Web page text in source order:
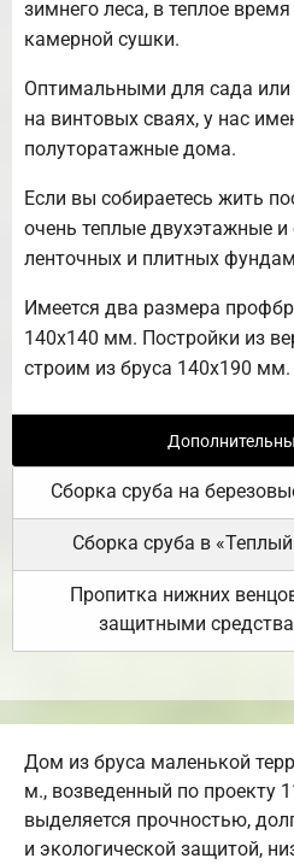
зимнего леса, в теплое
камерной сушки.
Оптимальными для сада
на винтовых сваях, у нас
полуторатажные дома.
Если вы собираетесь жить
очень теплые двухэтажные
ленточных и плитных
Имеется два размера
140х140 мм. Постройки из
строим из бруса 140х190 мм.
Сборка сруба на
Сборка сруба в «Теплый
Пропитка нижних
защитными
Дом из бруса маленькой
м., возведенный по проекту
выделяется прочностью,
и экологической защитой,